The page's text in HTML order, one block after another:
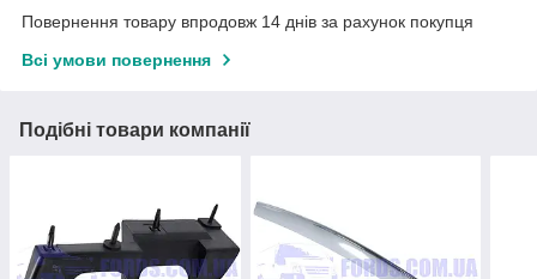
Повернення товару впродовж 14 днів за рахунок покупця
Всі умови повернення
Подібні товари компанії